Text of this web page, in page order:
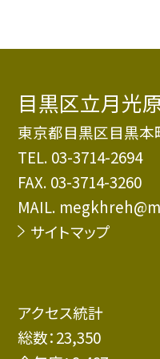
目黒区立月光
東京都目黒区目黒
TEL. 03-3714-2694
FAX. 03-3714-3260
MAIL.
サイトマップ
アクセス統計
総数：23,350